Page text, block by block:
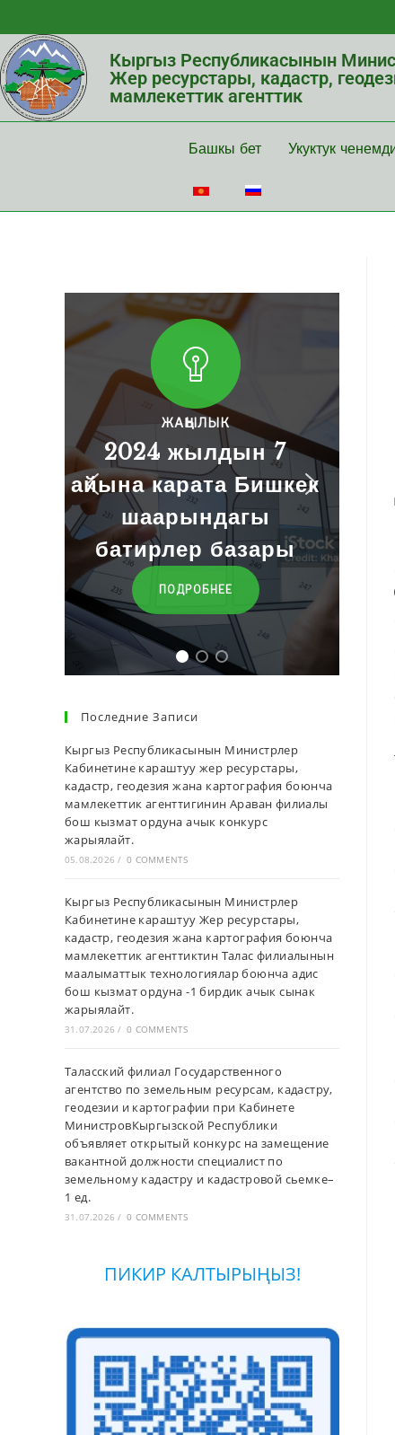
Кыргыз Республикасынын
Жер ресурстары, кадастр,
мамлекеттик агенттик
Башкы бет Укуктук
Баалар
ӨТҮҮ
Последние Записи
Кыргыз Республикасынын Министрлер
Кабинетине караштуу жер ресурстары,
кадастр, геодезия жана картография боюнча
мамлекеттик агенттигинин Араван филиалы
бош кызмат ордуна ачык конкурс
жарыялайт.
05.08.2026 / 0 COMMENTS
Кыргыз Республикасынын Министрлер
Кабинетине караштуу Жер ресурстары,
кадастр, геодезия жана картография боюнча
мамлекеттик агенттиктин Талас филиалынын
маалыматтык технологиялар боюнча адис
бош кызмат ордуна -1 бирдик ачык сынак
жарыялайт.
31.07.2026 / 0 COMMENTS
Таласский филиал Государственного
агентство по земельным ресурсам, кадастру,
геодезии и картографии при Кабинете
МинистровКыргызской Республики
объявляет открытый конкурс на замещение
вакантной должности специалист по
земельному кадастру и кадастровой сьемке–
1 ед.
31.07.2026 / 0 COMMENTS
ПИКИР КАЛТЫРЫҢЫЗ!